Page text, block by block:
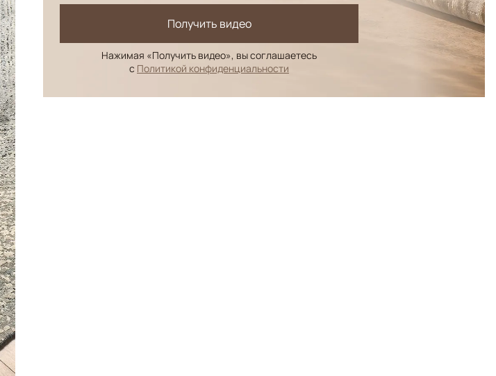
Получить видео
Нажимая «Получить видео», вы соглашаетесь
с Политикой конфиденциальности